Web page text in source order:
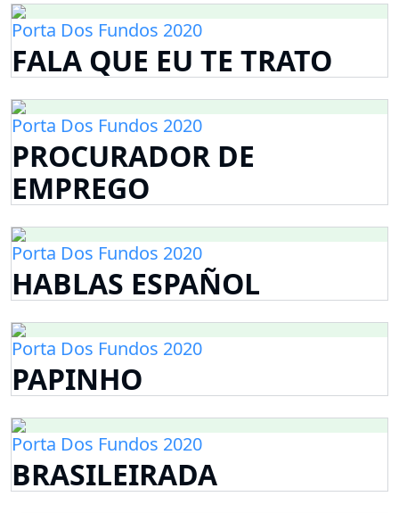
Porta Dos Fundos 2020
FALA QUE EU TE TRATO
Porta Dos Fundos 2020
PROCURADOR DE
EMPREGO
Porta Dos Fundos 2020
HABLAS ESPAÑOL
Porta Dos Fundos 2020
PAPINHO
Porta Dos Fundos 2020
BRASILEIRADA